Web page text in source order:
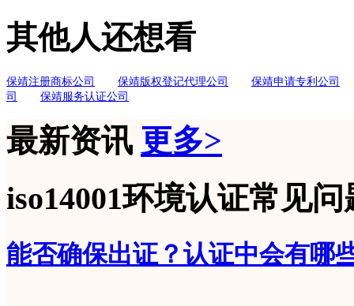
其他人还想看
保靖注册商标公司 保靖版权登记代理公司
保靖申请专利公司
司
保靖服务认证公司
最新资讯 更多>
iso14001环境认证常见
能否确保出证？认证中会有哪